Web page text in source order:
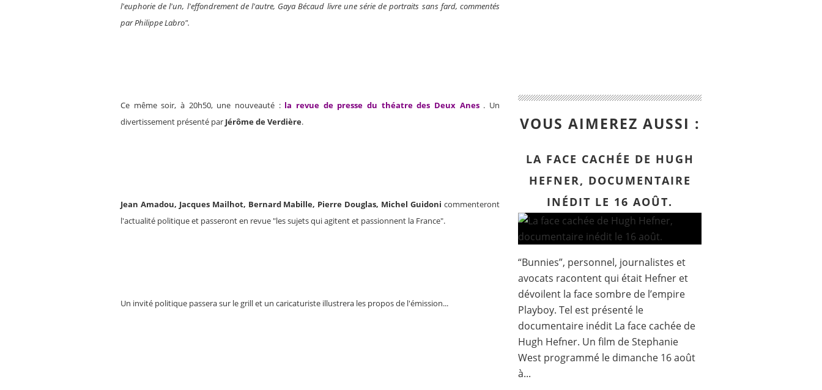
l'euphorie de l'un, l'effondrement de l'autre, Gaya Bécaud livre une série de portraits sans fard, commentés
par Philippe Labro".
Ce même soir, à 20h50, une nouveauté : la revue de presse du théatre des Deux Anes. Un
divertissement présenté par Jérôme de Verdière.
Jean Amadou, Jacques Mailhot, Bernard Mabille, Pierre Douglas, Michel Guidoni commenteront
l'actualité politique et passeront en revue "les sujets qui agitent et passionnent la France".
Un invité politique passera sur le grill et un caricaturiste illustrera les propos de l'émission...
VOUS AIMEREZ AUSSI :
LA FACE CACHÉE DE HUGH
HEFNER, DOCUMENTAIRE
INÉDIT LE 16 AOÛT.
“Bunnies”, personnel, journalistes et
avocats racontent qui était Hefner et
dévoilent la face sombre de l’empire
Playboy. Tel est présenté le
documentaire inédit La face cachée de
Hugh Hefner. Un film de Stephanie
West programmé le dimanche 16 août
à...